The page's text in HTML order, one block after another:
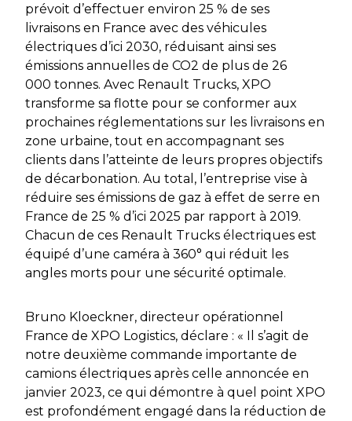
prévoit d’effectuer environ 25 % de ses
livraisons en France avec des véhicules
électriques d’ici 2030, réduisant ainsi ses
émissions annuelles de CO2 de plus de 26
000 tonnes. Avec Renault Trucks, XPO
transforme sa flotte pour se conformer aux
prochaines réglementations sur les livraisons en
zone urbaine, tout en accompagnant ses
clients dans l’atteinte de leurs propres objectifs
de décarbonation. Au total, l’entreprise vise à
réduire ses émissions de gaz à effet de serre en
France de 25 % d’ici 2025 par rapport à 2019.
Chacun de ces Renault Trucks électriques est
équipé d’une caméra à 360° qui réduit les
angles morts pour une sécurité optimale.
Bruno Kloeckner, directeur opérationnel
France de XPO Logistics, déclare : « Il s’agit de
notre deuxième commande importante de
camions électriques après celle annoncée en
janvier 2023, ce qui démontre à quel point XPO
est profondément engagé dans la réduction de